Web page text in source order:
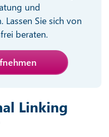
und
Lassen Sie sich von
beraten.
Linking